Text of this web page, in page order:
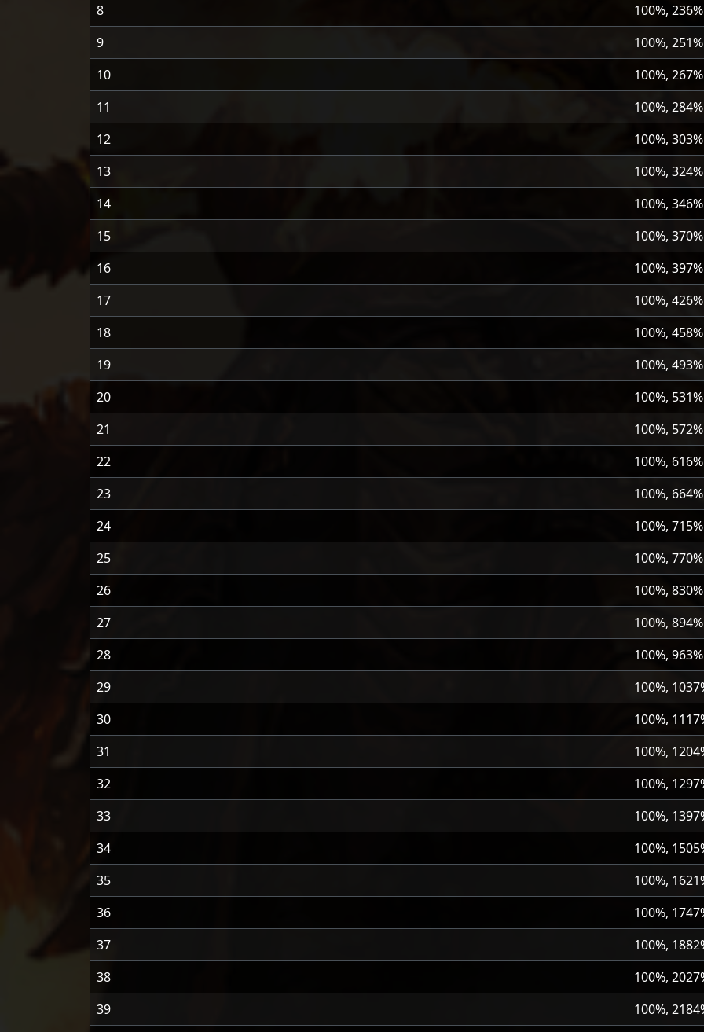
8
100%, 236%
9
100%, 251%
10
100%, 267%
11
100%, 284%
12
100%, 303%
13
100%, 324%
14
100%, 346%
15
100%, 370%
16
100%, 397%
17
100%, 426%
18
100%, 458%
19
100%, 493%
20
100%, 531%
21
100%, 572%
22
100%, 616%
23
100%, 664%
24
100%, 715%
25
100%, 770%
26
100%, 830%
27
100%, 894%
28
100%, 963%
29
100%,
30
100%,
31
100%,
32
100%,
33
100%,
34
100%,
35
100%,
36
100%,
37
100%,
38
100%,
39
100%,